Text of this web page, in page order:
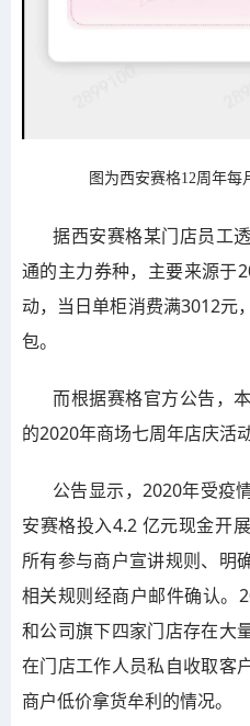
图为西安赛格12周年每
据西安赛格某门店员工
通的主力券种，主要来源于
动，当日单柜消费满3012元
包。
而根据赛格官方公告，
的2020年商场七周年店庆活动
公告显示，2020年受疫
安赛格投入4.2 亿元现金开
所有参与商户宣讲规则、明
相关规则经商户邮件确认。
和公司旗下四家门店存在大
在门店工作人员私自收取客
商户低价拿货牟利的情况。